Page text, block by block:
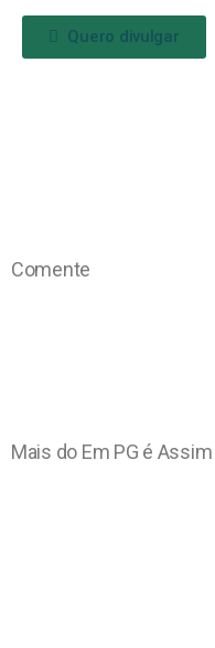
Quero divulgar
Comente
Mais do Em PG é Assim